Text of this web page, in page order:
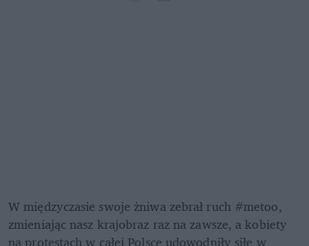
W międzyczasie swoje żniwa zebrał ruch #metoo,
zmieniając nasz krajobraz raz na zawsze, a kobiety
na protestach w całej Polsce udowodniły siłę w